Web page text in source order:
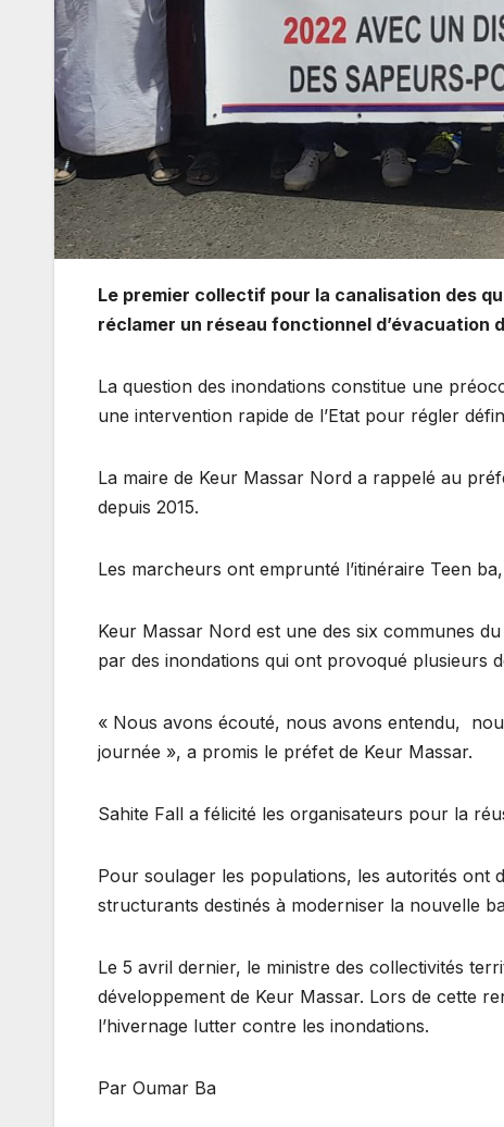
Le premier collectif pour la canalisation des
réclamer un réseau fonctionnel d’évacuation
La question des inondations constitue une
une intervention rapide de l’Etat pour régler
La maire de Keur Massar Nord a rappelé au
depuis 2015.
Les marcheurs ont emprunté l’itinéraire Teen
Keur Massar Nord est une des six communes
par des inondations qui ont provoqué plusieurs
« Nous avons écouté, nous avons entendu,
journée », a promis le préfet de Keur Massar.
Sahite Fall a félicité les organisateurs pour la
Pour soulager les populations, les autorités ont
structurants destinés à moderniser la nouvelle
Le 5 avril dernier, le ministre des collectivités
développement de Keur Massar. Lors de cette
l’hivernage lutter contre les inondations.
Par Oumar Ba